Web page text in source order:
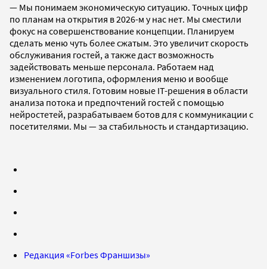
— Мы понимаем экономическую ситуацию. Точных цифр
по планам на открытия в 2026-м у нас нет. Мы сместили
фокус на совершенствование концепции. Планируем
сделать меню чуть более сжатым. Это увеличит скорость
обслуживания гостей, а также даст возможность
задействовать меньше персонала. Работаем над
изменением логотипа, оформления меню и вообще
визуального стиля. Готовим новые IT-решения в области
анализа потока и предпочтений гостей с помощью
нейростетей, разрабатываем ботов для с коммуникации с
посетителями. Мы — за стабильность и стандартизацию.
Редакция «Forbes Франшизы»